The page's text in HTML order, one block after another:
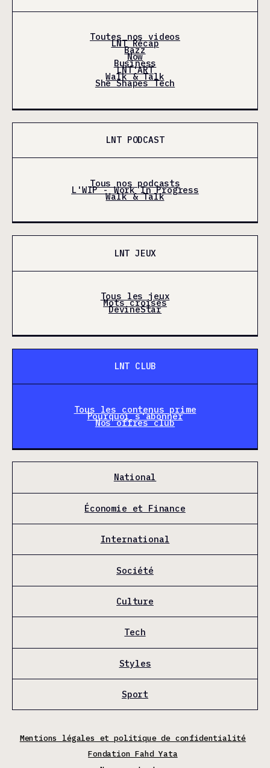
Toutes nos videos
LNT Récap
Bazz
Now
Business
LNT'ART
Walk & Talk
She Shapes Tech
LNT PODCAST
Tous nos podcasts
L'WIP - Work In Progress
Walk & Talk
LNT JEUX
Tous les jeux
Mots croisés
DevineStar
LNT CLUB
Tous les contenus prime
Pourquoi s'abonner
Nos offres club
National
Économie et Finance
International
Société
Culture
Tech
Styles
Sport
Mentions légales et politique de confidentialité
Fondation Fahd Yata